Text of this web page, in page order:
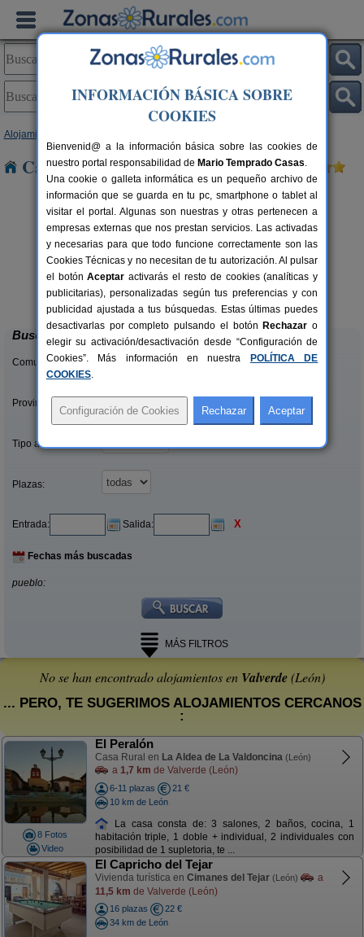
Alojamientos
Casas Rurales cerca de Valverde
8+1 pers.
desde27 €
Complejo Rural Aguas Frías
La Omañuela (León)
Buscar
Comunidades:
Provincias/Islas:
Tipo alquiler:
Plazas:
Entrada: Salida: X
Fechas más buscadas
pueblo:
MÁS FILTROS
No se han encontrado alojamientos en Valverde(León)
... PERO, TE SUGERIMOS ALOJAMIENTOS CERCANOS
:
8 Fotos
Video
El Peralón
Casa Rural en La Aldea de La Valdoncina (León)
a 1,7 km de Valverde (León)
6-11 plazas
21 €
10 km de León
La casa consta de: 3 salones, 2 baños, cocina, 1
habitación triple, 1 doble + individual, 2 individuales con
posibilidad de 1 supletoria, te ...
El Capricho del Tejar
Vivienda turística en Cimanes del Tejar (León)
a
11,5 km de Valverde (León)
16 plazas
22 €
34 km de León
INFORMACIÓN BÁSICA SOBRE
COOKIES
Bienvenid@ a la información básica sobre las cookies de
nuestro portal responsabilidad de Mario Temprado Casas.
Una cookie o galleta informática es un pequeño archivo de
información que se guarda en tu pc, smartphone o tablet al
visitar el portal. Algunas son nuestras y otras pertenecen a
empresas externas que nos prestan servicios. Las activadas
y necesarias para que todo funcione correctamente son las
Cookies Técnicas y no necesitan de tu autorización. Al pulsar
el botónAceptar activarás el resto de cookies (analíticas y
publicitarias), personalizadas según tus preferencias y con
publicidad ajustada a tus búsquedas. Estas últimas puedes
desactivarlas por completo pulsando el botón Rechazar o
elegir su activación/desactivación desde “Configuración de
Cookies”. Más información en nuestra
POLÍTICA DE
COOKIES.